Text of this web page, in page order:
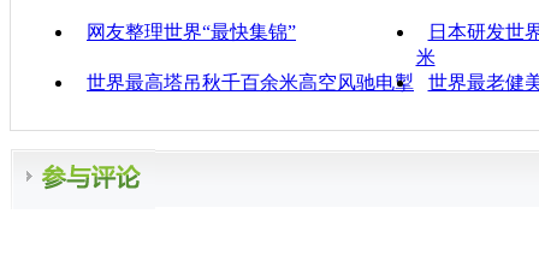
网友整理世界“最快集锦”
日本研发世
米
世界最高塔吊秋千百余米高空风驰电掣
世界最老健